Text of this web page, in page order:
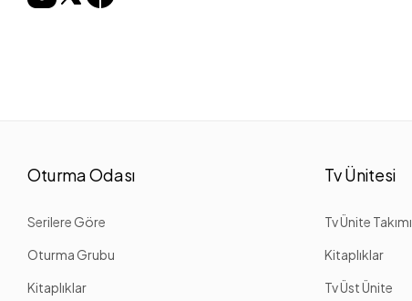
Oturma Odası
Serilere Göre
Oturma Grubu
Kitaplıklar
Tv Ünitesi
Tv Ünite Takımı
Kitaplıklar
Tv Üst Ünite